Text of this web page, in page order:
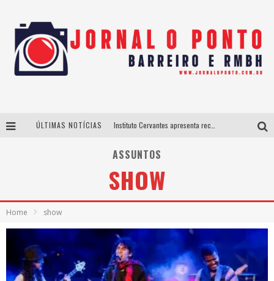
ÚLTIMAS NOTÍCIAS
Projeta Cultura abre inscrições gratuitas em São João del-Rei para oficinas de elaboração de projetos culturais e inteligência artificial
ASSUNTOS
SHOW
Home show